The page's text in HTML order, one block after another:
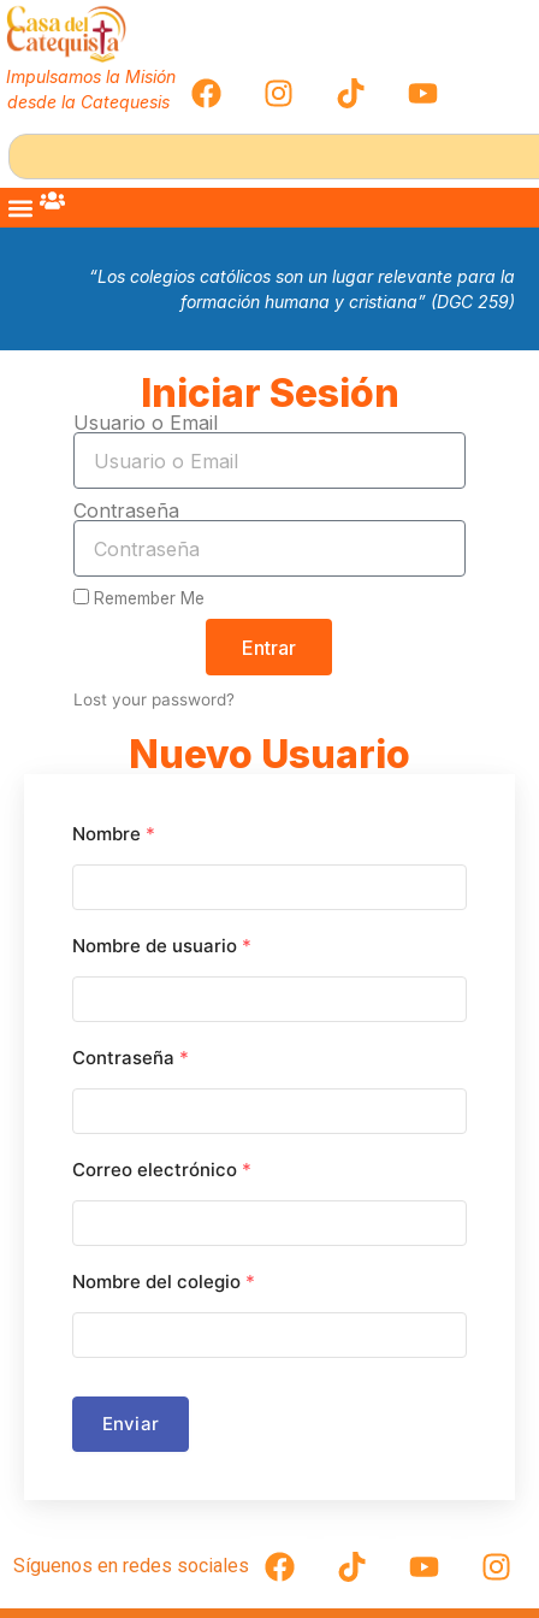
Impulsamos la Misión
desde la Catequesis
“Los colegios católicos son un lugar relevante para la
formación humana y cristiana” (DGC 259)
Iniciar Sesión
Usuario o Email
Contraseña
Remember Me
Entrar
Lost your password?
Nuevo Usuario
Nombre *
Nombre de usuario *
Contraseña *
Correo electrónico *
Nombre del colegio *
Enviar
Síguenos en redes sociales